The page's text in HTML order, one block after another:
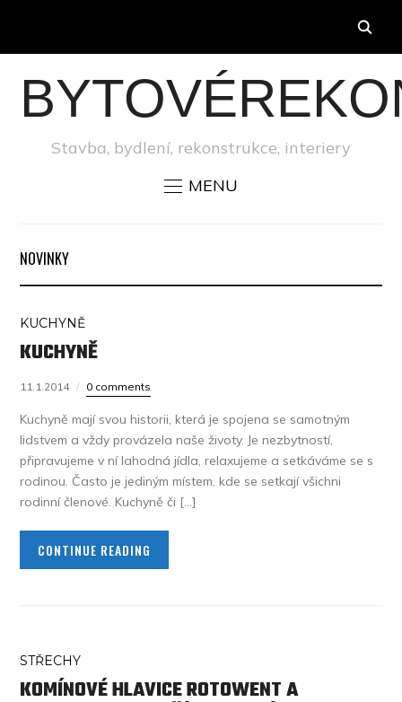
Stavba, bydlení, rekonstrukce, interiery
MENU
NOVINKY
KUCHYNĚ
KUCHYNĚ
11.1.2014 0 comments
Kuchyně mají svou historii, která je spojena se samotným
lidstvem a vždy provázela naše životy. Je nezbytností,
připravujeme v ní lahodná jídla, relaxujeme a setkáváme se s
rodinou. Často je jediným místem, kde se setkají všichni
rodinní členové. Kuchyně či […]
CONTINUE READING
STŘECHY
KOMÍNOVÉ HLAVICE ROTOWENT A